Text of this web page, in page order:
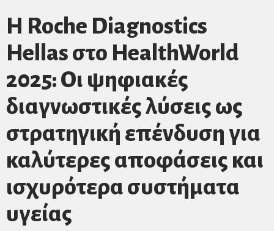
Η Roche Diagnostics
Hellas στο HealthWorld
2025: Οι ψηφιακές
διαγνωστικές λύσεις ως
στρατηγική επένδυση για
καλύτερες αποφάσεις και
ισχυρότερα συστήματα
υγείας